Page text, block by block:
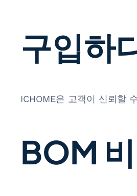
구입하
ICHOME은 고객이 신뢰할
BOM